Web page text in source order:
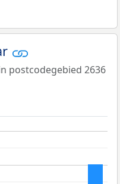
postcodegebied 2636